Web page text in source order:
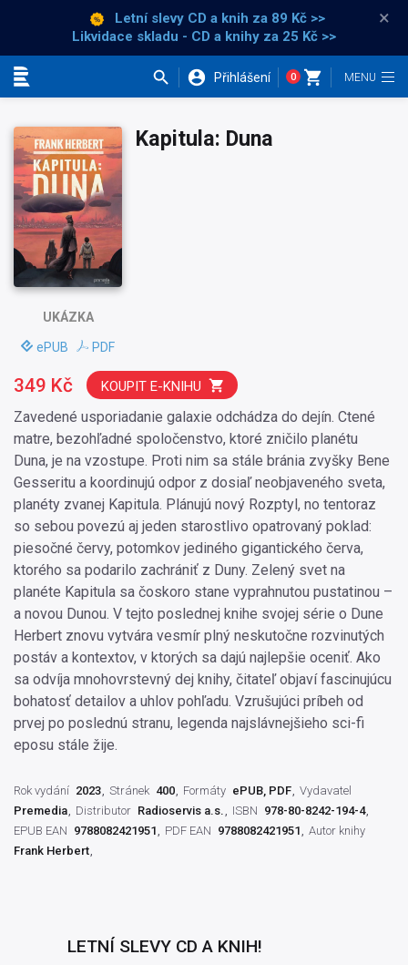
Letní slevy CD a knih za 89 Kč >>
Likvidace skladu - CD a knihy za 25 Kč >>
×
Přihlášení 0
UKÁZKA
ePUB PDF
Kapitula: Duna
Zavedené usporiadanie galaxie odchádza do dejín. Ctené
matre, bezohľadné spoločenstvo, ktoré zničilo planétu
Duna, je na vzostupe. Proti nim sa stále bránia zvyšky Bene
Gesseritu a koordinujú odpor z dosiaľ neobjaveného sveta,
planéty zvanej Kapitula. Plánujú nový Rozptyl, no tentoraz
so sebou povezú aj jeden starostlivo opatrovaný poklad:
piesočné červy, potomkov jediného gigantického červa,
ktorého sa podarilo zachrániť z Duny. Zelený svet na
planéte Kapitula sa čoskoro stane vyprahnutou pustatinou –
a novou Dunou. V tejto poslednej knihe svojej série o Dune
Herbert znovu vytvára vesmír plný neskutočne rozvinutých
postáv a kontextov, v ktorých sa dajú najlepšie oceniť. Ako
sa odvíja mnohovrstevný dej knihy, čitateľ objaví fascinujúcu
bohatosť detailov a uhlov pohľadu. Vzrušujúci príbeh od
prvej po poslednú stranu, legenda najslávnejšieho sci-fi
eposu stále žije.
349 Kč KOUPIT E-KNIHU
Rok vydání 2023 Stránek 400 Formáty ePUB, PDF Vydavatel
Premedia
Distributor Radioservis a.s. ISBN 978-80-8242-194-4
EPUB EAN 9788082421951 PDF EAN 9788082421951
Autor knihy
Frank Herbert
LETNÍ SLEVY CD A KNIH!